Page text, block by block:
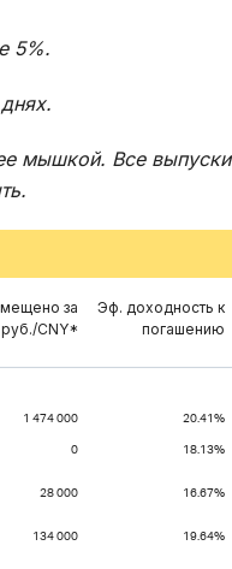
5%.
мышкой. Все выпуски
за
руб./CNY*
Эф. доходность к
погашению
1 474 000 20.41%
0 18.13%
28 000 16.67%
134 000 19.64%